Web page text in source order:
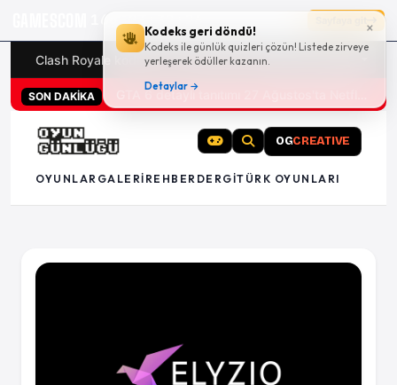
×
Kodeks geri döndü!
Kodeks ile günlük quizleri çözün! Listede zirveye
yerleşerek ödüller kazanın.
Detaylar →
16g 23:32:26
Clash Royale kodları Türk oyunları (PC ve konsollar) -
SON DAKİKA
OGCREATIVE
OYUNLAR GALERI REHBER DERGITÜRK OYUNLARI